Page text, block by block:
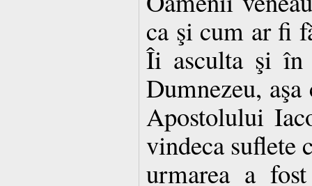
ca şi cum ar fi
Îi asculta şi
Dumnezeu,
Apostolului
vindeca suflete
urmarea a